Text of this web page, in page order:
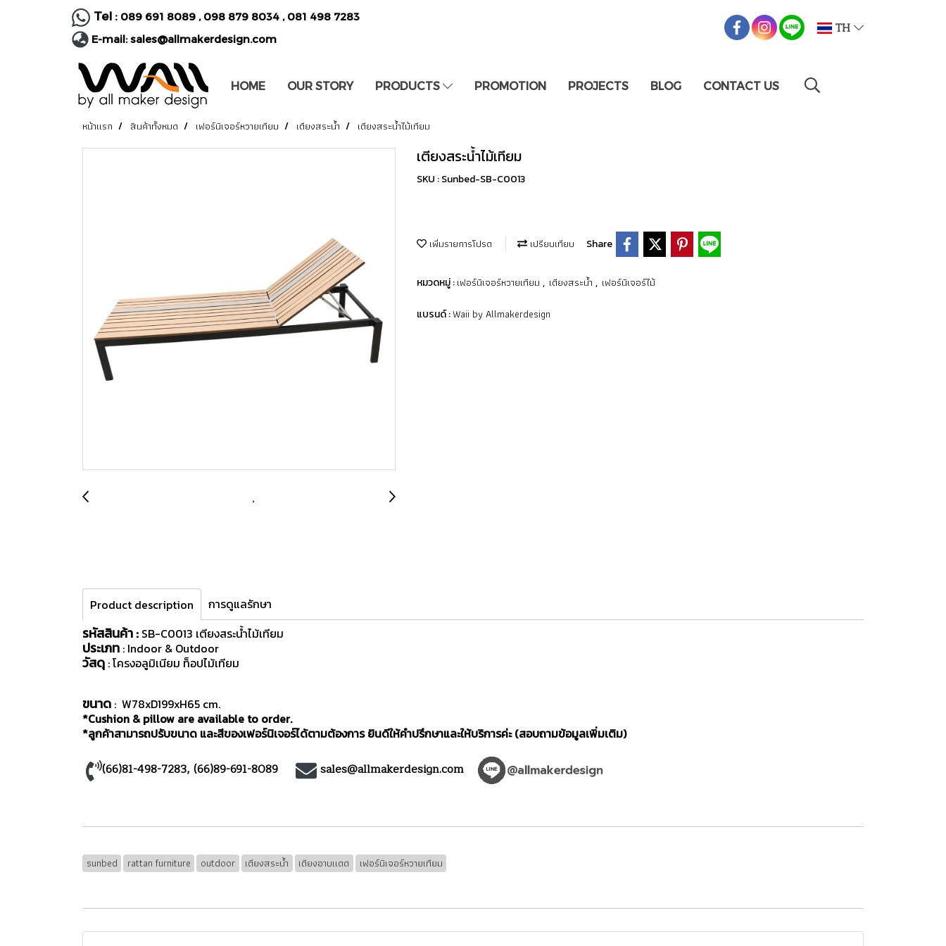
Tel : 089 691 8089 , 098 879 8034 , 081 498 7283
E-mail:sales@allmakerdesign.com
TH
HOME OUR STORY PRODUCTS PROMOTION PROJECTS BLOG CONTACT US
หน้าแรก สินค้าทั้งหมด เฟอร์นิเจอร์หวายเทียม เตียงสระน้ำ เตียงสระน้ำไม้เทียม
เตียงสระน้ำไม้เทียม
SKU : Sunbed-SB-C0013
เพิ่มรายการโปรด เปรียบเทียบ Share
หมวดหมู่ :เฟอร์นิเจอร์หวายเทียม , เตียงสระน้ำ , เฟอร์นิเจอร์ไม้
แบรนด์ :Waii by Allmakerdesign
Product description การดูแลรักษา
รหัสสินค้า : SB-C0013 เตียงสระน้ำไม้เทียม
ประเภท : Indoor & Outdoor
วัสดุ : โครงอลูมิเนียม ท็อปไม้เทียม
ขนาด : W78xD199xH65 cm.
*Cushion & pillow are available to order.
*ลูกค้าสามารถปรับขนาด และสีของเฟอร์นิเจอร์ได้ตามต้องการ ยินดีให้คำปรึกษาและให้บริการค่ะ (สอบถามข้อมูลเพิ่มเติม)
(66)81-498-7283, (66)89-691-8089 sales@allmakerdesign.com
sunbed rattan furniture outdoor เตียงสระน้ำ เตียงอาบแดด เฟอร์นิเจอร์หวายเทียม